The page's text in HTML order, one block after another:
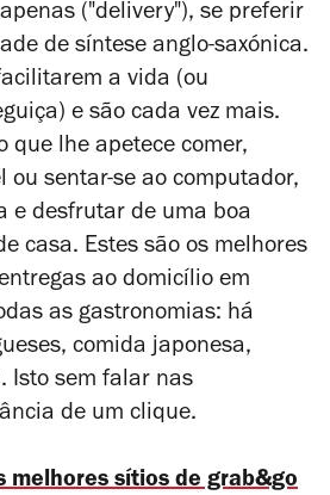
("delivery"), se preferir
de síntese anglo-saxónica.
a vida (ou
e são cada vez mais.
que lhe apetece comer,
ou sentar-se ao computador,
e desfrutar de uma boa
casa. Estes são os melhores
ao domicílio em
as gastronomias: há
comida japonesa,
Isto sem falar nas
de um clique.
melhores sítios de grab&go